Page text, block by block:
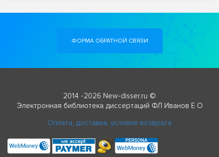
ФОРМА ОБРАТНОЙ СВЯЗИ
2014 -2026 New-disser.ru ©
Электронная библиотека диссертаций ФЛ Иванов Е О
Оплата, доставка, условия возврата